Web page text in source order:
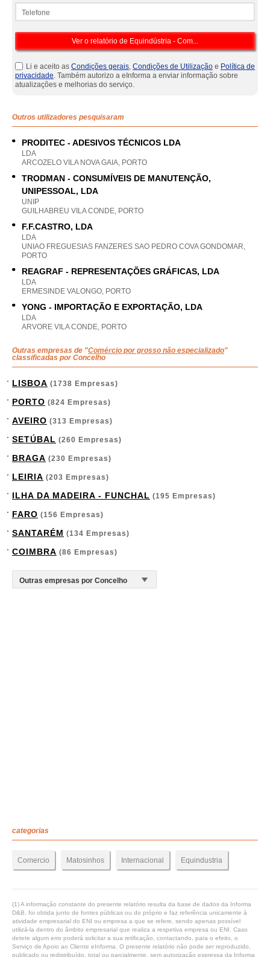
Li e aceito as Condições gerais, Condições de Utilização e Política de
privacidade. Também autorizo a eInforma a enviar informação sobre
atualizações e melhorias do serviço.
Outros utilizadores pesquisaram
PRODITEC - ADESIVOS TÉCNICOS LDA
LDA
ARCOZELO VILA NOVA GAIA, PORTO
TRODMAN - CONSUMÍVEIS DE MANUTENÇÃO,
UNIPESSOAL, LDA
UNIP
GUILHABREU VILA CONDE, PORTO
F.F.CASTRO, LDA
LDA
UNIAO FREGUESIAS FANZERES SAO PEDRO COVA GONDOMAR,
PORTO
REAGRAF - REPRESENTAÇÕES GRÁFICAS, LDA
LDA
ERMESINDE VALONGO, PORTO
YONG - IMPORTAÇÃO E EXPORTAÇÃO, LDA
LDA
ARVORE VILA CONDE, PORTO
Outras empresas de "Comércio por grosso não especializado"
classificadas por Concelho
LISBOA (1738 Empresas)
PORTO (824 Empresas)
AVEIRO (313 Empresas)
SETÚBAL (260 Empresas)
BRAGA (230 Empresas)
LEIRIA (203 Empresas)
ILHA DA MADEIRA - FUNCHAL (195 Empresas)
FARO (156 Empresas)
SANTARÉM (134 Empresas)
COIMBRA (86 Empresas)
categorias
Comercio Matosinhos Internacional Equindustria
(1) A informação constante do presente relatório resulta da base de dados da Informa
D&B, foi obtida junto de fontes públicas ou do próprio e faz referência unicamente à
atividade empresarial do ENI ou empresa a que se refere, sendo apenas possível
utilizá-la dentro do âmbito empresarial que realiza a respetiva empresa ou ENI. Caso
detete algum erro poderá solicitar a sua retificação, contactando, para o efeito, o
Serviço de Apoio ao Cliente eInforma. O presente relatório não pode ser reproduzido,
publicado ou redistribuído, total ou parcialmente, sem autorização expressa da Informa